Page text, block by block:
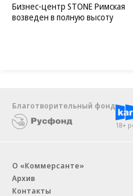
Бизнес-центр STONE Римская
возведен в полную высоту
Благотворительный фонд
18+
О «Коммерсанте»
Архив
Контакты